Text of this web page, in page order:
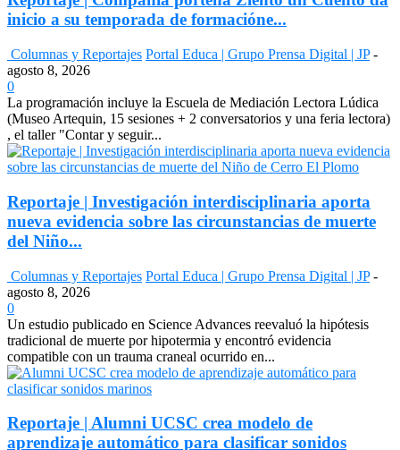
inicio a su temporada de formacióne...
Columnas y Reportajes Portal Educa | Grupo Prensa Digital | JP -
agosto 8, 2026
0
La programación incluye la Escuela de Mediación Lectora Lúdica
(Museo Artequin, 15 sesiones + 2 conversatorios y una feria lectora)
, el taller "Contar y seguir...
Reportaje | Investigación interdisciplinaria aporta
nueva evidencia sobre las circunstancias de muerte
del Niño...
Columnas y Reportajes Portal Educa | Grupo Prensa Digital | JP -
agosto 8, 2026
0
Un estudio publicado en Science Advances reevaluó la hipótesis
tradicional de muerte por hipotermia y encontró evidencia
compatible con un trauma craneal ocurrido en...
Reportaje | Alumni UCSC crea modelo de
aprendizaje automático para clasificar sonidos